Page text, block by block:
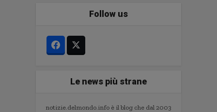
Follow us
Le news più strane
notizie.delmondo.info è il blog che dal 2003